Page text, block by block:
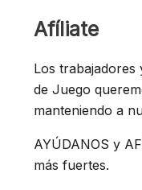
Afíliate
Los trabajadores
de Juego
manteniendo a
AYÚDANOS y
más fuertes.